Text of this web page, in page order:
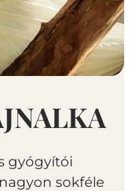
gyógyítói
sokféle